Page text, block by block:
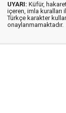
UYARI: Küfür,
içeren, imla kuralları
Türkçe karakter
onaylanmamaktadır.